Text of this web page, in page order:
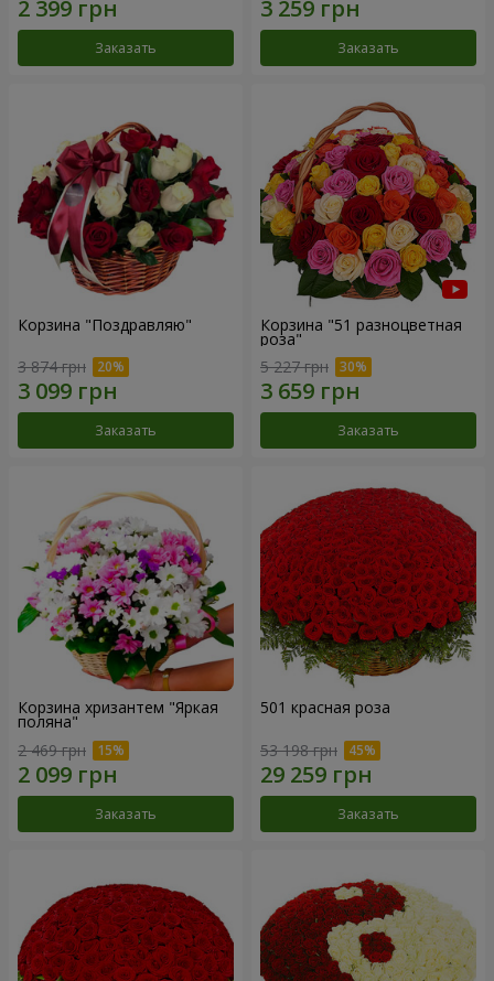
Заказать Заказать
Корзина "Поздравляю"
3 874 грн
Заказать
Корзина "51 разноцветная
роза"
5 227 грн
Заказать
Корзина хризантем "Яркая
поляна"
2 469 грн
Заказать
501 красная роза
53 198 грн
Заказать